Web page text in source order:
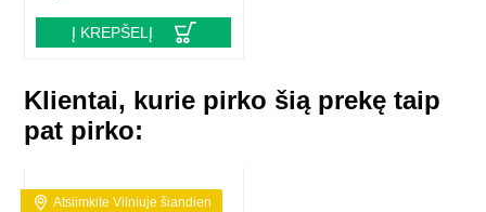
Į KREPŠELĮ
Klientai, kurie pirko šią prekę taip
pat pirko:
Atsiimkite Vilniuje šiandien